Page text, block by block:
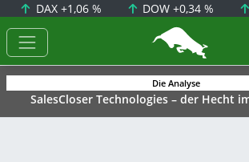
DAX +1,06 % DOW+0,34 %
BörsenNEWS.de
Die Analyse
SalesCloser Technologies – der Hecht